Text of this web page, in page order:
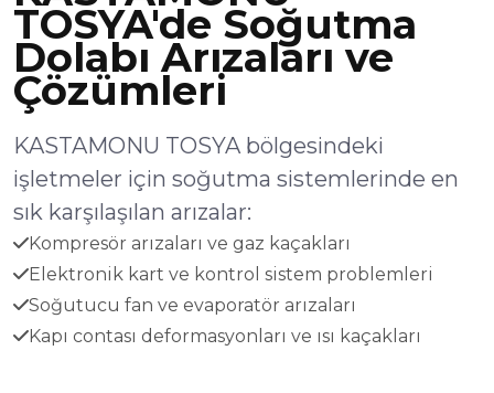
TOSYA'de Soğutma
Dolabı Arızaları ve
Çözümleri
KASTAMONU TOSYA bölgesindeki
işletmeler için soğutma sistemlerinde en
sık karşılaşılan arızalar:
Kompresör arızaları ve gaz kaçakları
Elektronik kart ve kontrol sistem problemleri
Soğutucu fan ve evaporatör arızaları
Kapı contası deformasyonları ve ısı kaçakları